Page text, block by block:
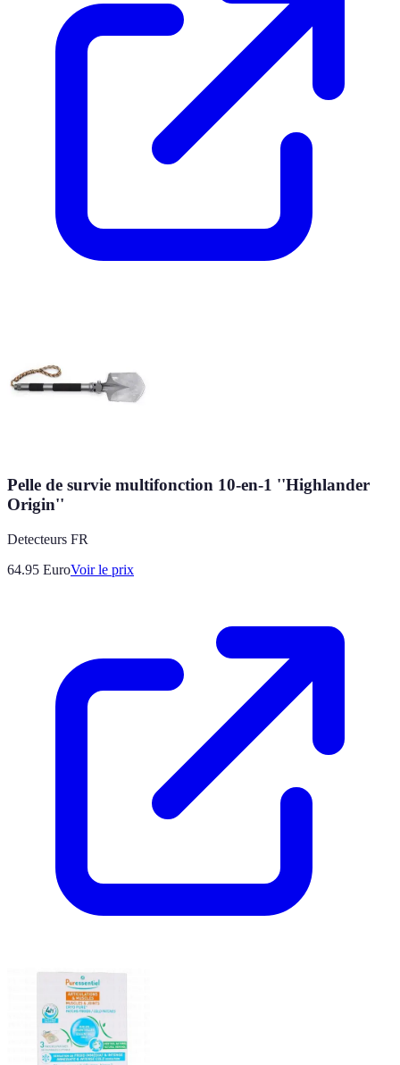
Pelle de survie multifonction 10-en-1 ''Highlander
Origin''
Detecteurs FR
64.95 EuroVoir le prix